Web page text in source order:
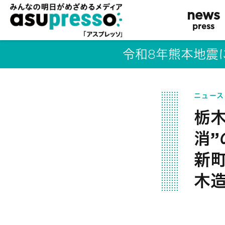
news
press
令和8年熊本地震
ニュー
栃
消
新
木